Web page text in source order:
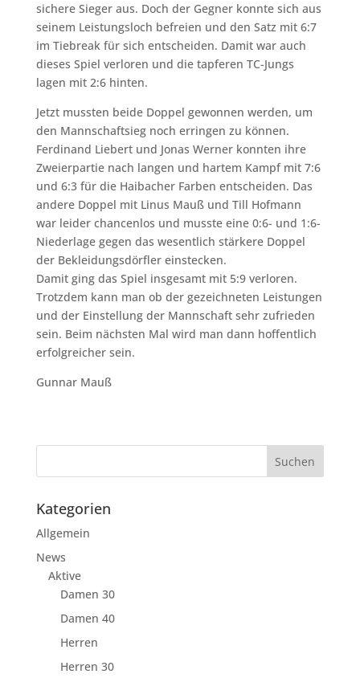
sichere Sieger aus. Doch der Gegner konnte sich aus
seinem Leistungsloch befreien und den Satz mit 6:7
im Tiebreak für sich entscheiden. Damit war auch
dieses Spiel verloren und die tapferen TC-Jungs
lagen mit 2:6 hinten.
Jetzt mussten beide Doppel gewonnen werden, um
den Mannschaftsieg noch erringen zu können.
Ferdinand Liebert und Jonas Werner konnten ihre
Zweierpartie nach langen und hartem Kampf mit 7:6
und 6:3 für die Haibacher Farben entscheiden. Das
andere Doppel mit Linus Mauß und Till Hofmann
war leider chancenlos und musste eine 0:6- und 1:6-
Niederlage gegen das wesentlich stärkere Doppel
der Bekleidungsdörfler einstecken.
Damit ging das Spiel insgesamt mit 5:9 verloren.
Trotzdem kann man ob der gezeichneten Leistungen
und der Einstellung der Mannschaft sehr zufrieden
sein. Beim nächsten Mal wird man dann hoffentlich
erfolgreicher sein.
Gunnar Mauß
Kategorien
Allgemein
News
Aktive
Damen 30
Damen 40
Herren
Herren 30